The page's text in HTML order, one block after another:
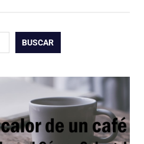
BUSCAR